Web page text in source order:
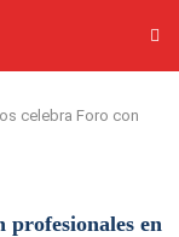
celebra Foro con
profesionales en